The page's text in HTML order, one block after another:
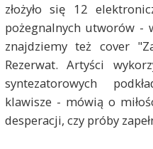
złożyło się 12
pożegnalnych utworów -
znajdziemy też cover
Rezerwat. Artyści
syntezatorowych
klawisze - mówią o
desperacji, czy próby